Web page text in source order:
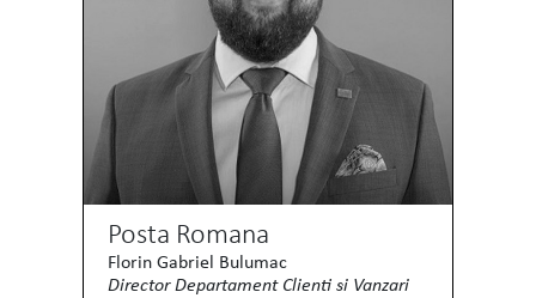
Posta Romana
Florin Gabriel Bulumac
Director Departament Clienti si Vanzari